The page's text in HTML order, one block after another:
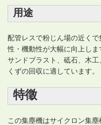
用途
配管レスで粉じん場の近く
性・機動性が大幅に向上しま
サンドブラスト、砥石、木
くずの回収に適しています。
特徵
この集塵機はサイクロン集